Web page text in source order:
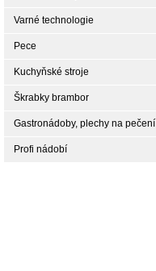
Varné technologie
Pece
Kuchyňské stroje
Škrabky brambor
Gastronádoby, plechy na pečení
Profi nádobí